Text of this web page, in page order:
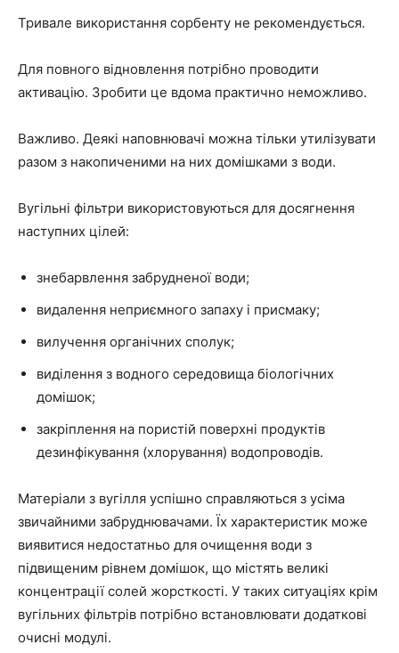
Тривале використання сорбенту не рекомендується.
Для повного відновлення потрібно проводити
активацію. Зробити це вдома практично неможливо.
Важливо. Деякі наповнювачі можна тільки утилізувати
разом з накопиченими на них домішками з води.
Вугільні фільтри використовуються для досягнення
наступних цілей:
знебарвлення забрудненої води;
видалення неприємного запаху і присмаку;
вилучення органічних сполук;
виділення з водного середовища біологічних
домішок;
закріплення на пористій поверхні продуктів
дезинфікування (хлорування) водопроводів.
Матеріали з вугілля успішно справляються з усіма
звичайними забруднювачами. Їх характеристик може
виявитися недостатньо для очищення води з
підвищеним рівнем домішок, що містять великі
концентрації солей жорсткості. У таких ситуаціях крім
вугільних фільтрів потрібно встановлювати додаткові
очисні модулі.